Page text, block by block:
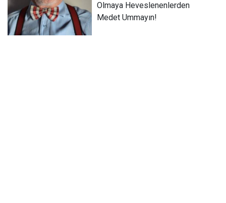
Olmaya Heveslenenlerden
Medet Ummayın!